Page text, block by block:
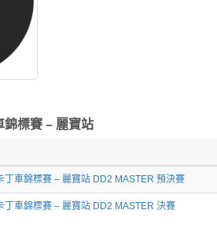
標賽 – 麗寶站
丁車錦標賽 – 麗寶站 DD2 MASTER 預決賽
丁車錦標賽 – 麗寶站 DD2 MASTER 決賽